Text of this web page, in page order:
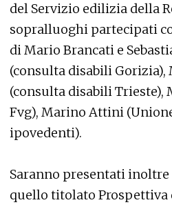
del Servizio edilizia della
sopralluoghi partecipati
di Mario Brancati e
(consulta disabili Gorizia),
(consulta disabili Trieste),
Fvg), Marino Attini
ipovedenti).
Saranno presentati
quello titolato Prospettiva